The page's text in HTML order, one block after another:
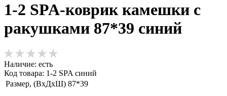
1-2 SPA-коврик камешки с
ракушками 87*39 синий
Наличие: есть
Код товара: 1-2 SPA синий
Размер, (ВхДхШ) 87*39